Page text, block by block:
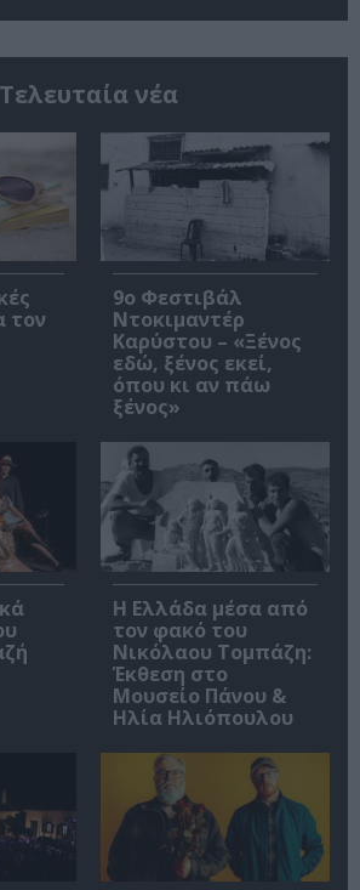
Τελευταία νέα
τον
9ο Φεστιβάλ
Ντοκιμαντέρ
Καρύστου – «Ξένος
εδώ, ξένος εκεί,
όπου κι αν πάω
ξένος»
Η Ελλάδα μέσα από
τον φακό του
Νικόλαου Τομπάζη:
Έκθεση στο
Μουσείο Πάνου &
Ηλία Ηλιόπουλου